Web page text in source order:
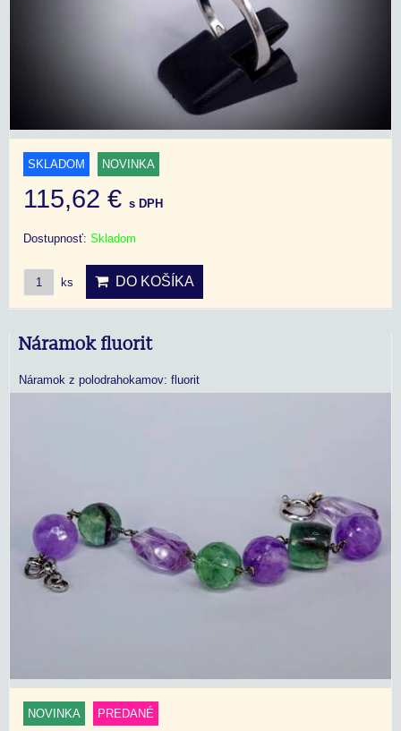
SKLADOM NOVINKA
115,62 € s DPH
Dostupnosť: Skladom
ks DO KOŠÍKA
Náramok fluorit
Náramok z polodrahokamov: fluorit
NOVINKA PREDANÉ